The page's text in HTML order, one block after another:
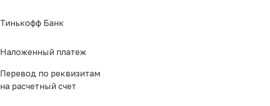
Тинькофф Банк
Наложенный платеж
Перевод по реквизитам
на расчетный счет